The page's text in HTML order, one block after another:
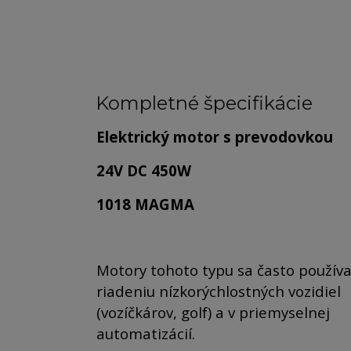
Kompletné špecifikácie
Elektrický motor s prevodovkou
24V DC 450W
1018 MAGMA
Motory tohoto typu sa často
riadeniu nízkorýchlostných vozidiel
(vozíčkárov, golf) a v priemyselnej
automatizácií.